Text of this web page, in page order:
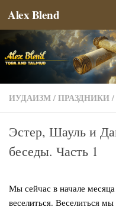
Перейти к содержимому
Alex Blend
ИУДАИЗМ/ПРАЗДНИКИ/
Эстер, Шауль и
беседы. Часть 1
Мы сейчас в начале
веселиться. Веселиться